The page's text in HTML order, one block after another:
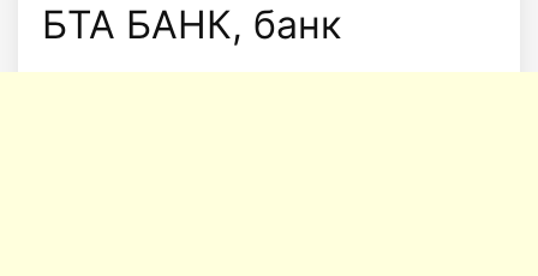
БТА БАНК, банк